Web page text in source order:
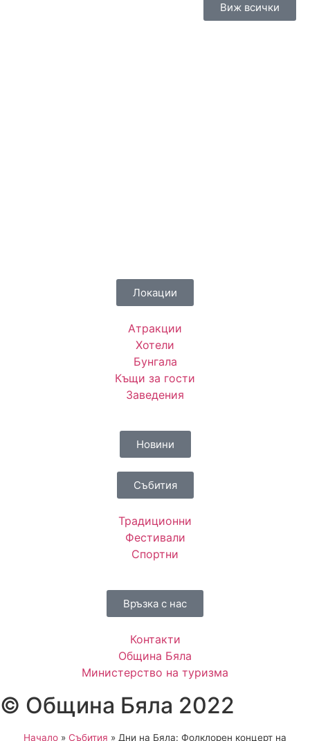
Виж всички
Локации
Атракции
Хотели
Бунгала
Къщи за гости
Заведения
Новини
Събития
Традиционни
Фестивали
Спортни
Връзка с нас
Контакти
Община Бяла
Министерство на туризма
© Община Бяла 2022
Начало » Събития » Дни на Бяла: Фолклорен концерт на